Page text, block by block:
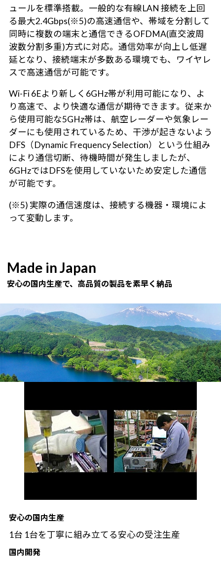
ュールを標準搭載。一般的な有線LAN 接続を上回
る最大2.4Gbps(※5)の高速通信や、帯域を分割して
同時に複数の端末と通信できるOFDMA(直交波周
波数分割多重)方式に対応。通信効率が向上し低遅
延となり、接続端末が多数ある環境でも、ワイヤレ
スで高速通信が可能です。
Wi-Fi 6Eより新しく6GHz帯が利用可能になり、よ
り高速で、より快適な通信が期待できます。従来か
ら使用可能な5GHz帯は、航空レーダーや気象レー
ダーにも使用されているため、干渉が起きないよう
DFS（Dynamic Frequency Selection）という仕組み
により通信切断、待機時間が発生しましたが、
6GHzではDFSを使用していないため安定した通信
が可能です。
(※5) 実際の通信速度は、接続する機器・環境によ
って変動します。
Made in Japan
安心の国内生産で、高品質の製品を素早く納品
安心の国内生産
1台 1台を丁寧に組み立てる安心の受注生産
国内開発